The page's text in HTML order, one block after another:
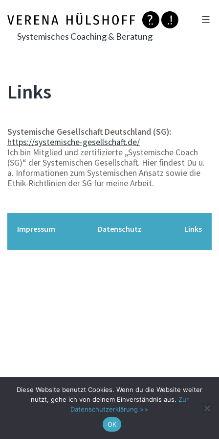
Inhalt
springenSystemisches Coaching & Beratung
Links
Systemische Gesellschaft Deutschland (SG):
https://systemische-gesellschaft.de/
Ich bin Mitglied und zertifizierte „Systemische Coach
(SG)“ der Systemischen Gesellschaft. Hier findest Du u.
a. Informationen zum Systemischen Ansatz sowie die
Ethik-Richtlinien der SG für meine Arbeit.
Impressum Datenschutz Links
Diese Website benutzt Cookies. Wenn du die Website weiter
nutzt, gehe ich von deinem Einverständnis aus. Zur
Datenschutzerklärung >>
OK